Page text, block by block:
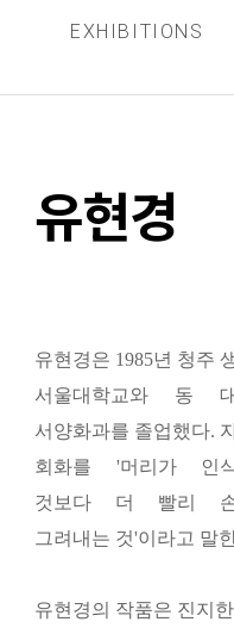
EXHIBITIONS
유현경
유현경은 1985년 청주
서울대학교와 동
서양화과를 졸업했다.
회화를 '머리가 인
것보다 더 빨리 손
그려내는 것'이라고 말
유현경의 작품은 진지